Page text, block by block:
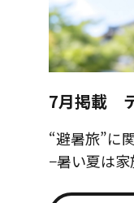
7月掲載
“避暑旅”に
−暑い夏は